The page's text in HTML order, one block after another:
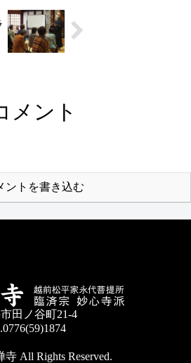
メント
ントを書き込む
田ノ谷町21-4
All Rights Reserved.